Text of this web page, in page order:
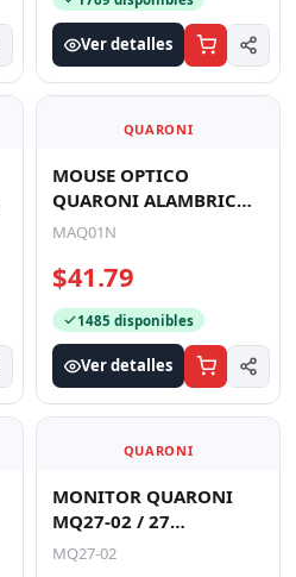
Ver detalles
QUARONI
MOUSE OPTICO
QUARONI ALAMBRICO
COLOR NEGRO 1200
MAQ01N
$41.79
1485 disponibles
Ver detalles
QUARONI
MONITOR QUARONI
MQ27-02 / 27
PULGADAS / VA / FULL
MQ27-02